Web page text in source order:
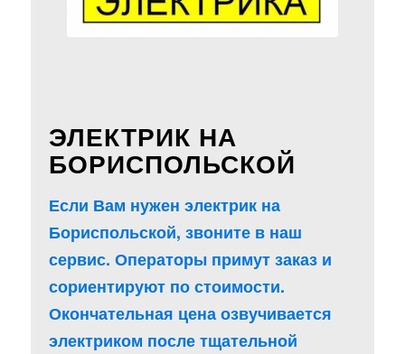
ЭЛЕКТРИК НА
БОРИСПОЛЬСКОЙ
Если Вам нужен электрик на
Бориспольской, звоните в наш
сервис. Операторы примут заказ и
сориентируют по стоимости.
Окончательная цена озвучивается
электриком после тщательной